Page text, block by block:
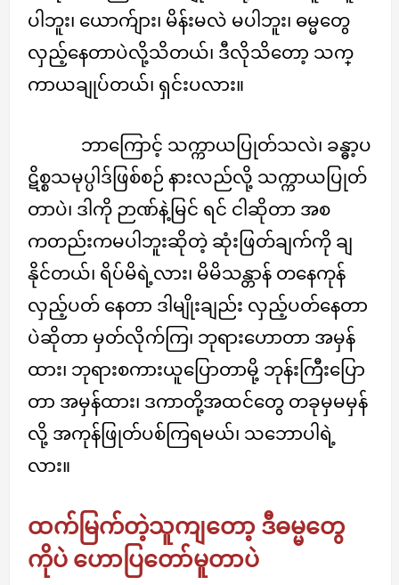
ပါဘူး၊ ယောက်ျား၊ မိန်းမလဲ မပါဘူး၊ ဓမ္မတွေ
လှည့်နေတာပဲလို့သိတယ်၊ ဒီလိုသိတော့ သက္
ကာယချုပ်တယ်၊ ရှင်းပလား။
ဘာကြောင့် သက္ကာယပြုတ်သလဲ၊ ခန္ဓာ့ပ
ဋိစ္စသမုပ္ပါဒ်ဖြစ်စဉ် နားလည်လို့ သက္ကာယပြုတ်
တာပဲ၊ ဒါကို ဉာဏ်နဲ့မြင် ရင် ငါဆိုတာ အစ
ကတည်းကမပါဘူးဆိုတဲ့ ဆုံးဖြတ်ချက်ကို ချ
နိုင်တယ်၊ ရိပ်မိရဲ့လား၊ မိမိသန္တာန် တနေကုန်
လှည့်ပတ် နေတာ ဒါမျိုးချည်း လှည့်ပတ်နေတာ
ပဲဆိုတာ မှတ်လိုက်ကြ၊ ဘုရားဟောတာ အမှန်
ထား၊ ဘုရားစကားယူပြောတာမို့ ဘုန်းကြီးပြော
တာ အမှန်ထား၊ ဒကာတို့အထင်တွေ တခုမှမမှန်
လို့ အကုန်ဖြုတ်ပစ်ကြရမယ်၊ သဘောပါရဲ့
လား။
ထက်မြက်တဲ့သူကျတော့ ဒီဓမ္မတွေ
ကိုပဲ ဟောပြတော်မူတာပဲ